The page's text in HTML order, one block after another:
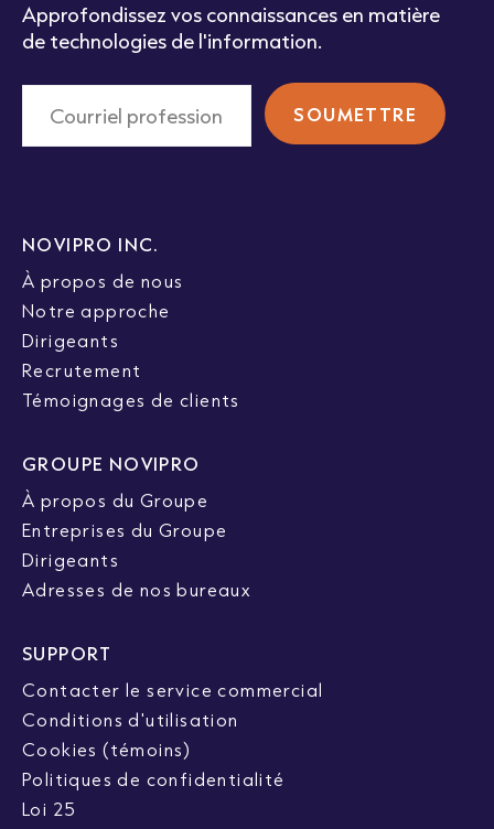
Approfondissez vos connaissances en matière
de technologies de l'information.
NOVIPRO INC.
À propos de nous
Notre approche
Dirigeants
Recrutement
Témoignages de clients
GROUPE NOVIPRO
À propos du Groupe
Entreprises du Groupe
Dirigeants
Adresses de nos bureaux
SUPPORT
Contacter le service commercial
Conditions d'utilisation
Cookies (témoins)
Politiques de confidentialité
Loi 25